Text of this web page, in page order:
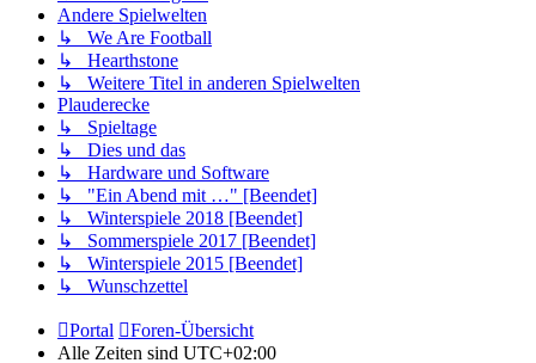
Andere Spielwelten
↳ We Are Football
↳ Hearthstone
↳ Weitere Titel in anderen Spielwelten
Plauderecke
↳ Spieltage
↳ Dies und das
↳ Hardware und Software
↳ "Ein Abend mit …" [Beendet]
↳ Winterspiele 2018 [Beendet]
↳ Sommerspiele 2017 [Beendet]
↳ Winterspiele 2015 [Beendet]
↳ Wunschzettel
Portal
Foren-Übersicht
Alle Zeiten sind UTC+02:00